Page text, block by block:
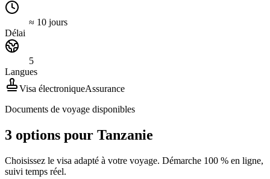
≈ 10 jours
Délai
5
Langues
Visa électroniqueAssurance
Documents de voyage disponibles
3 options pour Tanzanie
Choisissez le visa adapté à votre voyage. Démarche 100 % en ligne,
suivi temps réel.